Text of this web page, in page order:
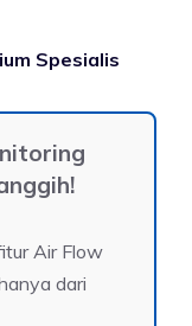
Spesialis
Air Flow
dari